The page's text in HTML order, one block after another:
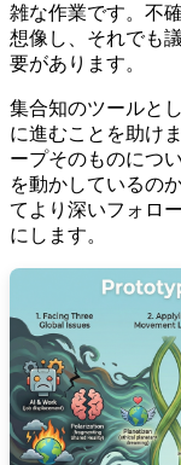
雑な作業です。不
想像し、それでも
要があります。
集合知のツールと
に進むことを助け
ープそのものにつ
を動かしているの
てより深いフォロ
にします。